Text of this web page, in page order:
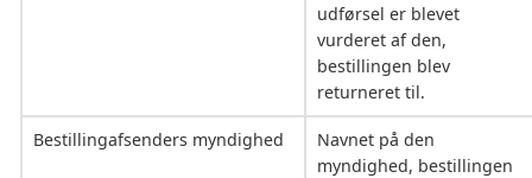
udførsel er blevet
vurderet af den,
bestillingen blev
returneret til.
Bestillingafsenders myndighed
Navnet på den
myndighed, bestillingen